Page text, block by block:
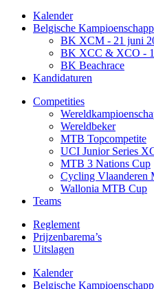
Kalender
Belgische
BK XCM - 21 juni
BK XCC & XCO -
BK Beachrace
Kandidaturen
Competities
Wereldbeker
MTB Topcompetite
UCI Junior Series
MTB 3 Nations Cup
Cycling Vlaanderen
Wallonia MTB Cup
Teams
Reglement
Prijzenbarema’s
Uitslagen
Kalender
Belgische